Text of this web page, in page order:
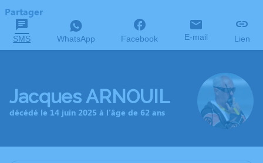
Partager
SMS WhatsApp Facebook E-mail Lien
Jacques ARNOUIL
décédé le 14 juin 2025 à l'âge de 62 ans